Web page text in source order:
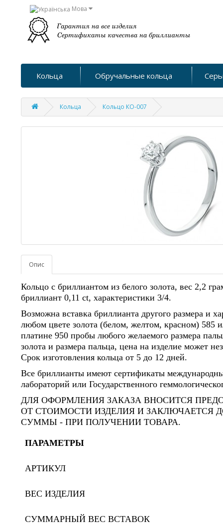
Мова
Кольца Обручальные кольца
Кольца Кольцо КО-007
Опис
Кольцо с бриллиантом из белого золота, вес 2,2
бриллиант 0,11 ct, характеристики 3/4.
Возможна вставка бриллианта другого размера и
любом цвете золота (белом, желтом, красном) 585
платине 950 пробы любого желаемого размера
золота и размера пальца, цена на изделие может
Срок изготовления кольца от 5 до 12 дней.
Все бриллианты имеют сертификаты
лабораторий или Государственного
ДЛЯ ОФОРМЛЕНИЯ ЗАКАЗА ВНОСИТСЯ
ОТ СТОИМОСТИ ИЗДЕЛИЯ И ЗАКЛЮЧАЕТСЯ
СУММЫ - ПРИ ПОЛУЧЕНИИ ТОВАРА.
ПАРАМЕТРЫ
АРТИКУЛ
ВЕС ИЗДЕЛИЯ
СУММАРНЫЙ ВЕС ВСТАВОК